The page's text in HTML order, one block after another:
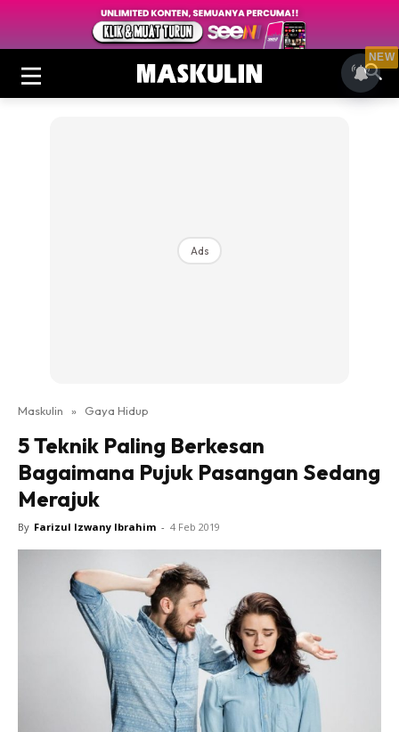
Ads
Maskulin » Gaya Hidup
5 Teknik Paling Berkesan
Bagaimana Pujuk Pasangan Sedang
Merajuk
By Farizul Izwany Ibrahim - 4 Feb 2019
NEW